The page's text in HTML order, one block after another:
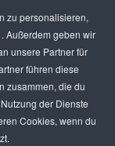
zu personalisieren,
Außerdem geben wir
unsere Partner für
führen diese
zusammen, die du
der Dienste
Cookies, wenn du